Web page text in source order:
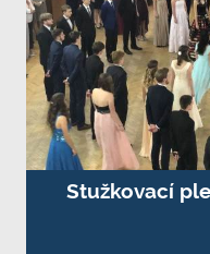
Stužkovací